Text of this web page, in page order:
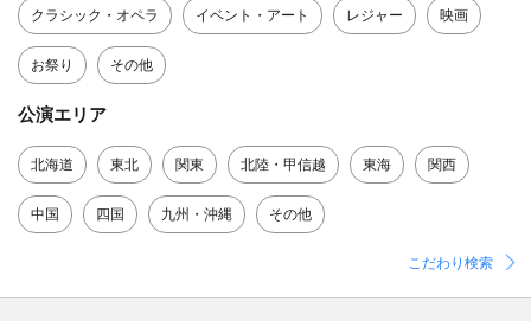
クラシック・オペラ イベント・アート レジャー 映画
お祭り その他
公演エリア
北海道 東北 関東 北陸・甲信越 東海 関西
中国 四国 九州・沖縄 その他
こだわり検索